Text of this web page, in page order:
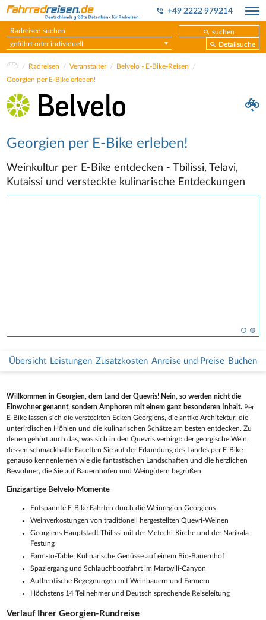
+49 2222 979214
suchen
geführt oder individuell
Detailsuche
Radreisen Veranstalter
Belvelo - E-Bike-Reisen
Georgien per E-Bike erleben!
Georgien per E-Bike erleben!
Weinkultur per E-Bike entdecken - Tbilissi, Telavi,
Kutaissi und versteckte kulinarische Entdeckungen
Übersicht Leistungen Zusatzkosten Anreise und Preise Buchen
Willkommen in Georgien, dem Land der Quevris! Nein, so werden nicht die
Einwohner genannt, sondern Amphoren mit einem ganz besonderen Inhalt. Per
E-Bike lassen sich die versteckten Ecken Georgiens, die antike Architektur, die
unterirdischen Höhlen und die kulinarischen Schätze am besten entdecken. Zu
denen gehört auch das, was sich in den Quevris verbirgt: der georgische Wein,
dessen schmackhafte Facetten Sie auf der Erkundung des Landes per E-Bike
genauso kennenlernen wie die fantastischen Landschaften und die herzlichen
Bewohner, die Sie auf Bauernhöfen und Weingütern begrüßen.
Einzigartige Belvelo-Momente
Entspannte E-Bike Fahrten durch die Weinregion Georgiens
Weinverkostungen von traditionell hergestellten Quevri-Weinen
Georgiens Hauptstadt Tbilissi mit der Metechi-Kirche und der Narikala-
Festung
Farm-to-Table: Kulinarische Genüsse auf einem Bio-Bauernhof
Spaziergang und Schlauchbootfahrt im Martwili-Canyon
Authentische Begegnungen mit Weinbauern und Farmern
Höchstens 14 Teilnehmer und Deutsch sprechende Reiseleitung
Verlauf Ihrer Georgien-Rundreise